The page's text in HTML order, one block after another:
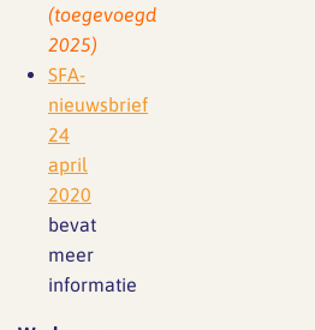
(toegevoegd
2025)
SFA-
nieuwsbrief
24
april
2020
bevat
meer
informatie